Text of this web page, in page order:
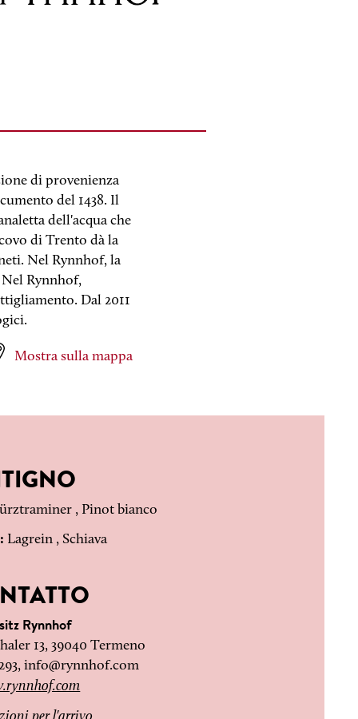
Mostra sulla mappa
di provenienza
del 1438. Il
dell'acqua che
di Trento dà la
Nel Rynnhof, la
Rynnhof,
Dal 2011
, Pinot bianco
Lagrein , Schiava
Rynnhof
13, 39040 Termeno
info@rynnhof.com